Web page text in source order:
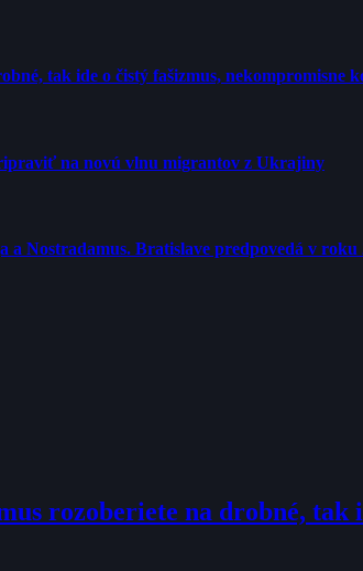
tak ide o čistý fašizmus, nekompromisne
na novú vlnu migrantov z Ukrajiny
Nostradamus. Bratislave predpovedá v roku
rozoberiete na drobné, tak